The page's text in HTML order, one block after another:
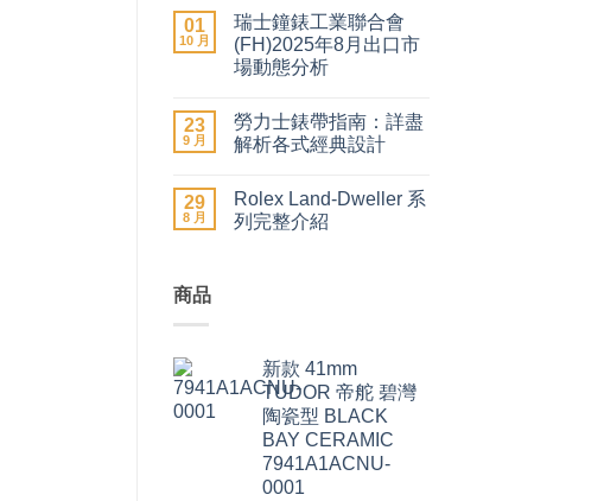
爆
二
手
市
場
急
升〉
中
年
瑞
士
名
價
潮：
勞
帝
舵
及
勞
留
言
01
10 月
瑞士鐘錶工業聯合會
(FH)2025年8月出口市
場動態分析
士
鐘
錶
聯
合
會
態
分
留
言
23
9 月
勞力士錶帶指南：詳盡
解析各式經典設計
力
士
錶
經
典
留
言
29
8 月
Rolex Land-Dweller 系
列完整介紹
紹〉
中
商品
新款 41mm
TUDOR 帝舵 碧灣
陶瓷型 BLACK
BAY CERAMIC
7941A1ACNU-
0001